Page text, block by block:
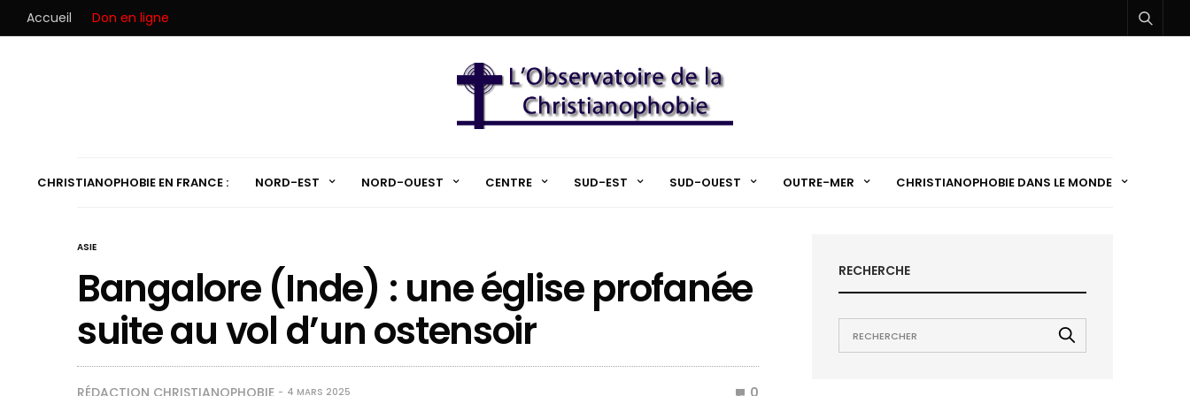
Accueil Don en ligne
CHRISTIANOPHOBIE EN FRANCE : NORD-EST NORD-OUEST CENTRE SUD-EST SUD-OUEST OUTRE-MER CHRISTIANOPHOBIE DANS LE MONDE
ASIE
Bangalore (Inde) : une église profanée
suite au vol d’un ostensoir
RÉDACTION CHRISTIANOPHOBIE 4 MARS 2025 0
RECHERCHE